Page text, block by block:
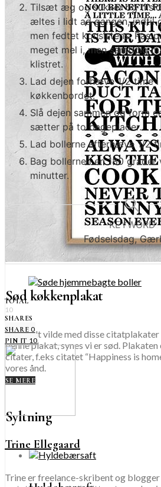
Sød køkkenplakat
Vi er helt vilde med disse
denne plakat, synes vi er sød.
citater, f.eks citatet “Happiness is
vores ånd.
SE MERE
Syltning
Tilsæt æg og sukker og
æltes i lidt ad gangen, indtil
men fedtet konsistens. Pas
meget mel i, men samtidig
klistret.
Lad dejen forhæve 1/2 time i
køkkenbordet.
Slå dejen sammen og form
sætter på to bageplader.
Lad bollerne efterhæve 1/2
Bag bollerne i en 180 grader
minutter.
KEYWORD
Fødselsdag,
TOTAL
10
SHARES
SHARE 0
PIN IT 10
Trine Ellegaard
Trine er freelance-skribent og blogger